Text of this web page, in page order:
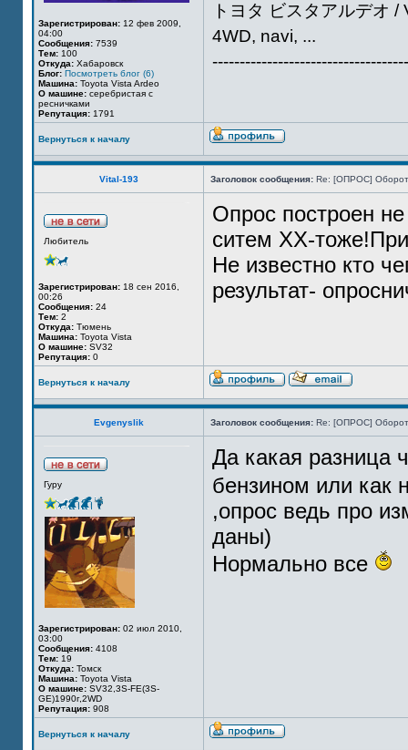
Зарегистрирован: 12 фев 2009,
04:00
Сообщения: 7539
Тем: 100
Откуда: Хабаровск
Блог: Посмотреть блог (6)
Машина: Toyota Vista Ardeo
О машине: серебристая с
ресничками
Репутация: 1791
トヨタ ビスタアルデオ
4WD, navi, ...
Вернуться к началу
Vital-193 Заголовок сообщения: Re: [ОПРОС]
Любитель
Зарегистрирован: 18 сен 2016,
00:26
Сообщения: 24
Тем: 2
Откуда: Тюмень
Машина: Toyota Vista
О машине: SV32
Репутация: 0
Опрос построен
ситем ХХ-
Не известно кто
результат-
Вернуться к началу
Evgenyslik Заголовок сообщения: Re: [ОПРОС]
Гуру
Зарегистрирован: 02 июл 2010,
03:00
Сообщения: 4108
Тем: 19
Откуда: Томск
Машина: Toyota Vista
О машине: SV32,3S-FE(3S-
GE)1990г,2WD
Репутация: 908
Да какая разница
бензином или как
,опрос ведь про
даны)
Нормально все
Вернуться к началу